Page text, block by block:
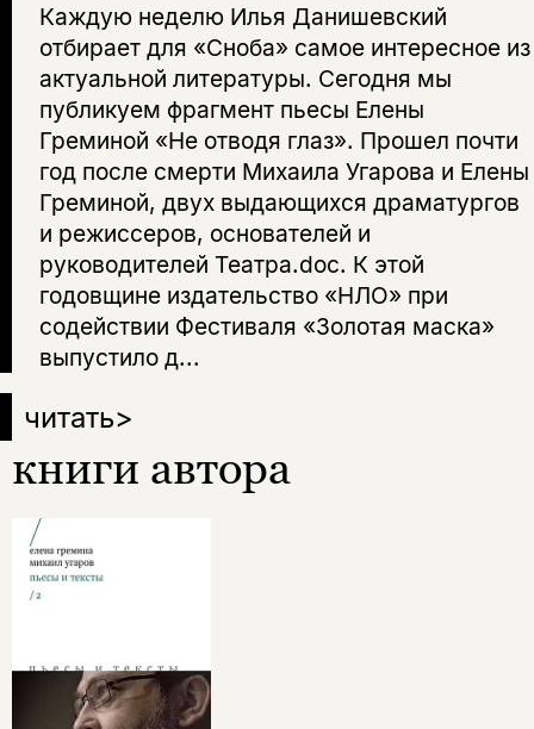
Каждую неделю Илья Данишевский
отбирает для «Сноба» самое интересное из
актуальной литературы. Сегодня мы
публикуем фрагмент пьесы Елены
Греминой «Не отводя глаз». Прошел почти
год после смерти Михаила Угарова и Елены
Греминой, двух выдающихся драматургов
и режиссеров, основателей и
руководителей Театра.doc. К этой
годовщине издательство «НЛО» при
содействии Фестиваля «Золотая маска»
выпустило д...
читать>
книги автора